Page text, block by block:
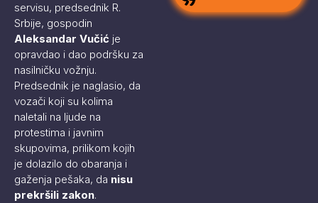
servisu, predsednik R.
Srbije, gospodin
Aleksandar Vučić je
opravdao i dao podršku za
nasilničku vožnju.
Predsednik je naglasio, da
vozači koji su kolima
naletali na ljude na
protestima i javnim
skupovima, prilikom kojih
je dolazilo do obaranja i
gaženja pešaka, da nisu
prekršili zakon.